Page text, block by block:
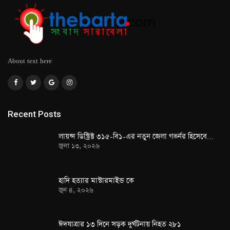
About text here
Recent Posts
লায়ন্স ডিস্ট্রিক্ট ৩১৫-বি১-এর নতুন জেলা গভর্নর হিসেবে…
জুলা ১৩, ২০২৬
হাদি হত্যার মাস্টারমাইন্ড কে
জুন ৪, ২০২৬
ঈদযাত্রার ১৩ দিনে সড়ক দুর্ঘটনায় নিহত ২৮১